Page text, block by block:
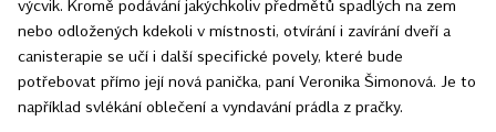
výcvik. Kromě podávání jakýchkoliv předmětů spadlých na zem
nebo odložených kdekoli v místnosti, otvírání i zavírání dveří a
canisterapie se učí i další specifické povely, které bude
potřebovat přímo její nová panička, paní Veronika Šimonová. Je to
například svlékání oblečení a vyndavání prádla z pračky.